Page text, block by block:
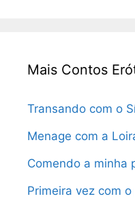
Mais Contos
Transando com o
Menage com a
Comendo a minha
Primeira vez com o